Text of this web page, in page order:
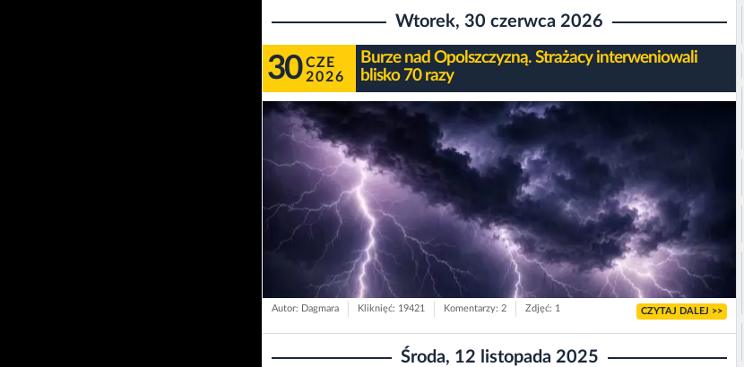
Wtorek, 30 czerwca 2026
30 CZE
2026
Burze nad Opolszczyzną. Strażacy interweniowali
blisko 70 razy
Autor: Dagmara Kliknięć: 19421 Komentarzy: 2 Zdjęć: 1 CZYTAJ DALEJ >>
Środa, 12 listopada 2025